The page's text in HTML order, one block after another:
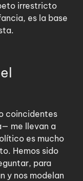
irrestricto
es la base
coincidentes
me llevan a
es mucho
Hemos sido
para
y nos modelan